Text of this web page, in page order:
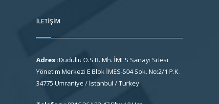
İLETIŞIM
Adres :Dudullu O.S.B. Mh. İMES Sanayi Sitesi
Yönetim Merkezi E Blok İMES-504 Sok. No:2/1 P.K.
34775 Ümraniye / İstanbul / Turkey